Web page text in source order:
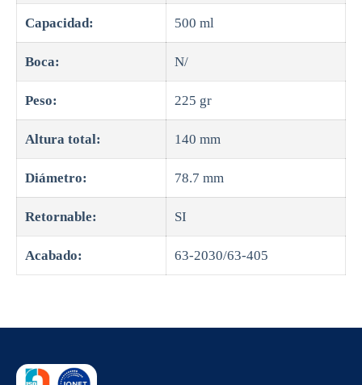
Capacidad: 500 ml
Boca: N/
Peso: 225 gr
Altura total: 140 mm
Diámetro: 78.7 mm
Retornable: SI
Acabado: 63-2030/63-405